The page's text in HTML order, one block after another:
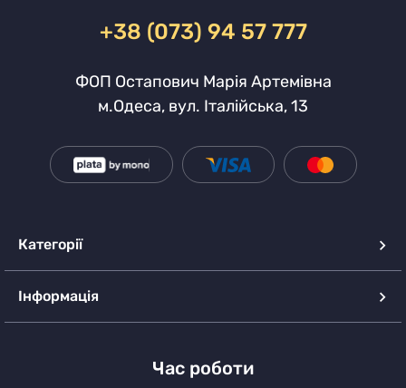
+38 (073) 94 57 777
ФОП Остапович Марія Артемівна
м.Одеса, вул. Італійська, 13
Категорії
Інформація
Час роботи